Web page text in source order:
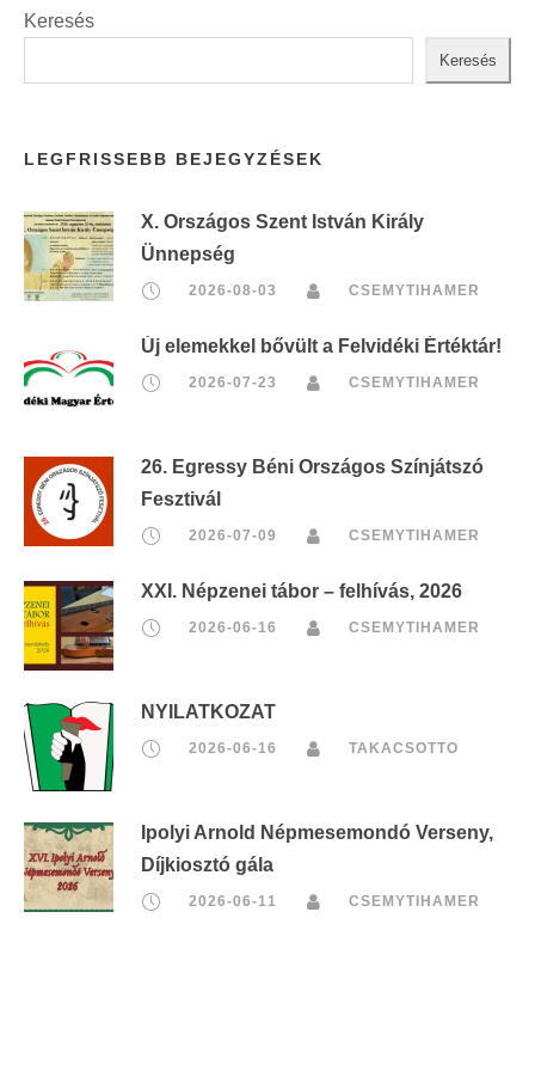
Keresés
Keresés
LEGFRISSEBB BEJEGYZÉSEK
X. Országos Szent István Király
Ünnepség
2026-08-03 CSEMYTIHAMER
Új elemekkel bővült a Felvidéki Értéktár!
2026-07-23 CSEMYTIHAMER
26. Egressy Béni Országos Színjátszó
Fesztivál
2026-07-09 CSEMYTIHAMER
XXI. Népzenei tábor – felhívás, 2026
2026-06-16 CSEMYTIHAMER
NYILATKOZAT
2026-06-16 TAKACSOTTO
Ipolyi Arnold Népmesemondó Verseny,
Díjkiosztó gála
2026-06-11 CSEMYTIHAMER